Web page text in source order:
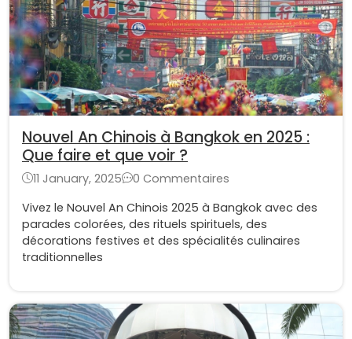
Nouvel An Chinois à Bangkok en 2025 :
Que faire et que voir ?
11 January, 2025
0 Commentaires
Vivez le Nouvel An Chinois 2025 à Bangkok avec des
parades colorées, des rituels spirituels, des
décorations festives et des spécialités culinaires
traditionnelles